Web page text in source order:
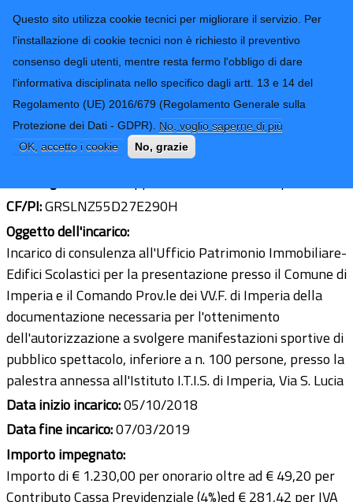
Questo sito utilizza cookie tecnici per migliorare il servizio. Per
l'installazione di cookie tecnici non è richiesto il preventivo
consenso degli utenti, mentre resta fermo l'obbligo di dare
l'informativa disciplinata nello specifico dagli artt. 13 e 14 del
Regolamento (UE) 2016/679 (Regolamento Generale sulla
Protezione dei Dati - GDPR). No, voglio saperne di più
OK, accetto i cookie
No, grazie
Provincia di
Imperia
CONTATTI-URP
TRASPARENZA
Form di ricerca
Ing. Lorenzo Grassano
Ultimo aggiornamento: 01/10/2019 - 08:16
CF/PI:GRSLNZ55D27E290H
Oggetto dell'incarico:
Incarico di consulenza all'Ufficio Patrimonio Immobiliare-
Edifici Scolastici per la presentazione presso il Comune di
Imperia e il Comando Prov.le dei VV.F. di Imperia della
documentazione necessaria per l'ottenimento
dell'autorizzazione a svolgere manifestazioni sportive di
pubblico spettacolo, inferiore a n. 100 persone, presso la
palestra annessa all'Istituto I.T.I.S. di Imperia, Via S. Lucia
Data inizio incarico:05/10/2018
Data fine incarico:07/03/2019
Importo impegnato:
Importo di € 1.230,00 per onorario oltre ad € 49,20 per
Contributo Cassa Previdenziale (4%)ed € 281,42 per IVA